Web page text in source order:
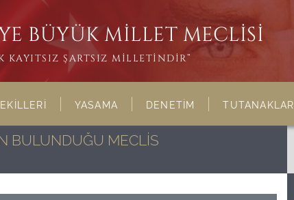
BÜYÜK MİLLET MECLİSİ
KAYITSIZ ŞARTSIZ MİLLETİNDİR”
YASAMA DENETİM TUTANAKLAR
BULUNDUĞU MECLİS